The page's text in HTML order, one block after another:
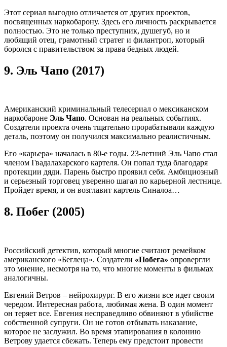
Этот сериал выгодно отличается от других проектов,
посвященных наркобарону. Здесь его личность раскрывается
полностью. Это не только преступник, душегуб, но и
любящий отец, грамотный стратег и филантроп, который
боролся с правительством за права бедных людей.
9. Эль Чапо (2017)
Американский криминальный телесериал о мексиканском
наркобароне Эль Чапо. Основан на реальных событиях.
Создатели проекта очень тщательно прорабатывали каждую
деталь, поэтому он получился максимально реалистичным.
Его «карьера» началась в 80-е годы. 23-летний Эль Чапо стал
членом Гвадалахарского картеля. Он попал туда благодаря
протекции дяди. Парень быстро проявил себя. Амбициозный
и серьезный торговец уверенно шагал по карьерной лестнице.
Пройдет время, и он возглавит картель Синалоа…
8. Побег (2005)
Российский детектив, который многие считают ремейком
американского «Беглеца». Создатели «Побега» опровергли
это мнение, несмотря на то, что многие моменты в фильмах
аналогичны.
Евгений Ветров – нейрохирург. В его жизни все идет своим
чередом. Интересная работа, любимая жена. В один момент
он теряет все. Евгения несправедливо обвиняют в убийстве
собственной супруги. Он не готов отбывать наказание,
которое не заслужил. Во время этапирования в колонию
Ветрову удается сбежать. Теперь ему предстоит провести